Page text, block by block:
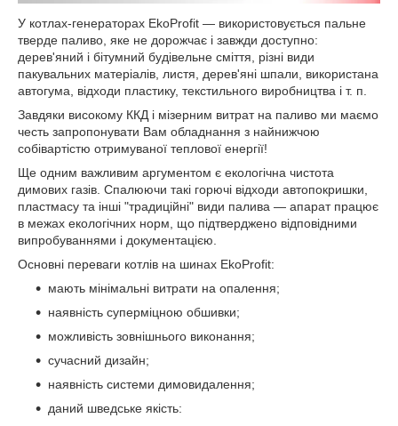
У котлах-генераторах EkoProfit ― використовується пальне
тверде паливо, яке не дорожчає і завжди доступно:
дерев'яний і бітумний будівельне сміття, різні види
пакувальних матеріалів, листя, дерев'яні шпали, використана
автогума, відходи пластику, текстильного виробництва і т. п.
Завдяки високому ККД і мізерним витрат на паливо ми маємо
честь запропонувати Вам обладнання з найнижчою
собівартістю отримуваної теплової енергії!
Ще одним важливим аргументом є екологічна чистота
димових газів. Спалюючи такі горючі відходи автопокришки,
пластмасу та інші "традиційні" види палива ― апарат працює
в межах екологічних норм, що підтверджено відповідними
випробуваннями і документацією.
Основні переваги котлів на шинах EkoProfit:
мають мінімальні витрати на опалення;
наявність суперміцною обшивки;
можливість зовнішнього виконання;
сучасний дизайн;
наявність системи димовидалення;
даний шведське якість: